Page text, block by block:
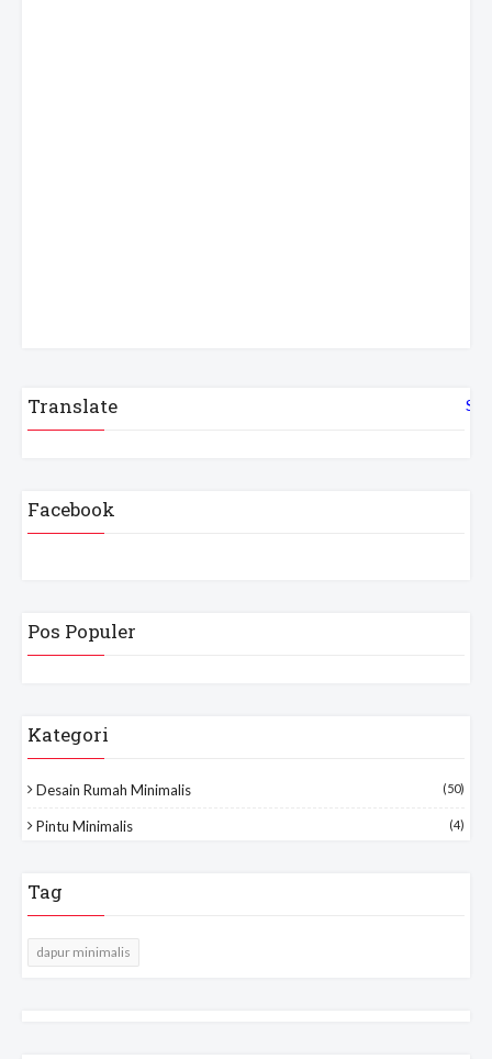
Translate
Facebook
Pos Populer
Kategori
Desain Rumah Minimalis (50)
Pintu Minimalis (4)
Tag
dapur minimalis